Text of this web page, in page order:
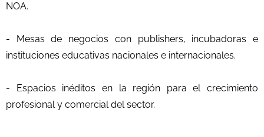
NOA.
- Mesas de negocios con publishers, incubadoras e
instituciones educativas nacionales e internacionales.
- Espacios inéditos en la región para el crecimiento
profesional y comercial del sector.